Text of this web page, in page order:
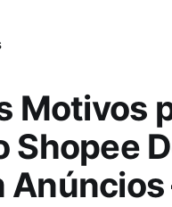
Motivos
Shopee